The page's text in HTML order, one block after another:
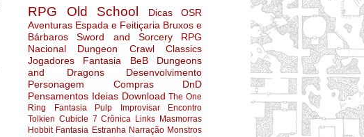
RPG Old School Dicas
OSR
Aventuras Espada e Feitiçaria Bruxos e
Bárbaros
Sword and Sorcery
RPG
Nacional
Dungeon Crawl Classics
Jogadores
Fantasia BeB
Dungeons
and Dragons
Desenvolvimento
Personagem
Compras
DnD
Pensamentos Ideias Download The One
Ring
Fantasia Pulp Improvisar
Encontro
Tolkien Cubicle 7 Crônica Links Masmorras
Hobbit Fantasia Estranha Narração Monstros